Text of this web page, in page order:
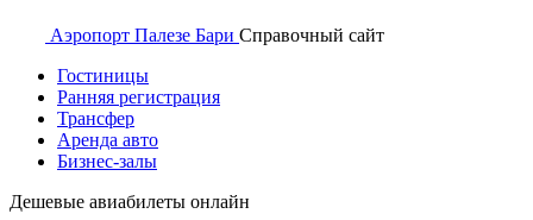
Аэропорт Палезе Бари Справочный сайт
Гостиницы
Ранняя регистрация
Трансфер
Аренда авто
Бизнес-залы
Дешевые авиабилеты онлайн